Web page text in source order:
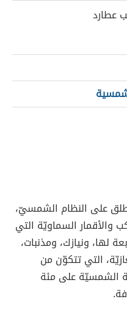
على النظام الشمسيّ،
السماويّة التي
لها، ونيازك، ومذنبات،
التي تتكوّن من
الشمسيّة على مئة